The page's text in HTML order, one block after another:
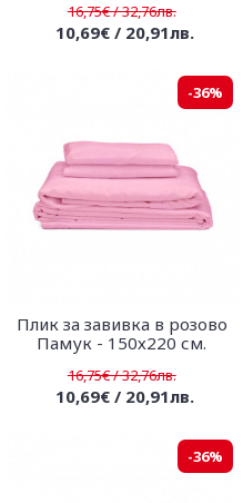
16,75€ / 32,76лв.
10,69€ / 20,91лв.
-36%
Плик за завивка в розово
Памук - 150х220 см.
16,75€ / 32,76лв.
10,69€ / 20,91лв.
-36%